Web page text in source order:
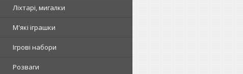
Ліхтарі, мигалки
М'які іграшки
Ігрові набори
Розваги